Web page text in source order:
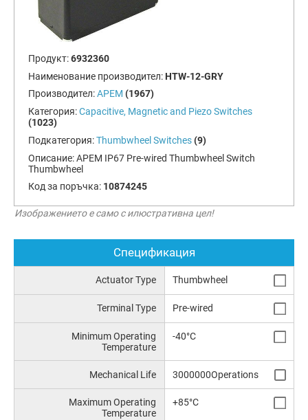
Продукт:6932360
Наименование производител: HTW-12-GRY
Производител:APEM (1967)
Категория:Capacitive, Magnetic and Piezo Switches
(1023)
Подкатегория:Thumbwheel Switches (9)
Описание:APEM IP67 Pre-wired Thumbwheel Switch
Thumbwheel
Код за поръчка: 10874245
Изображението е само с илюстративна цел!
Спецификация
Actuator Type Thumbwheel
Terminal Type Pre-wired
Minimum Operating
Temperature
-40°C
Mechanical Life 3000000Operations
Maximum Operating
Temperature
+85°C